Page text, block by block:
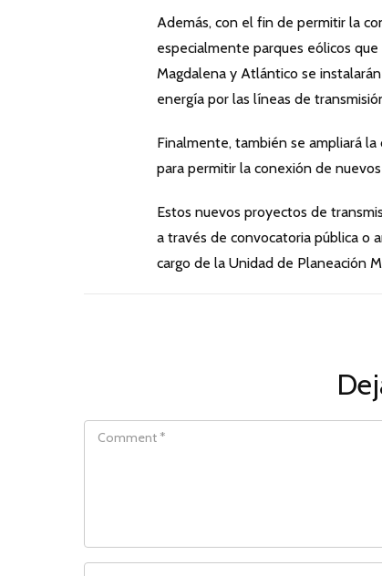
Además, con el fin de permitir la
especialmente parques eólicos
Magdalena y Atlántico se
energía por las líneas de
Finalmente, también se ampliará la
para permitir la conexión de
Estos nuevos proyectos de
a través de convocatoria pública o
cargo de la Unidad de Planeación
COMMENT
NAME